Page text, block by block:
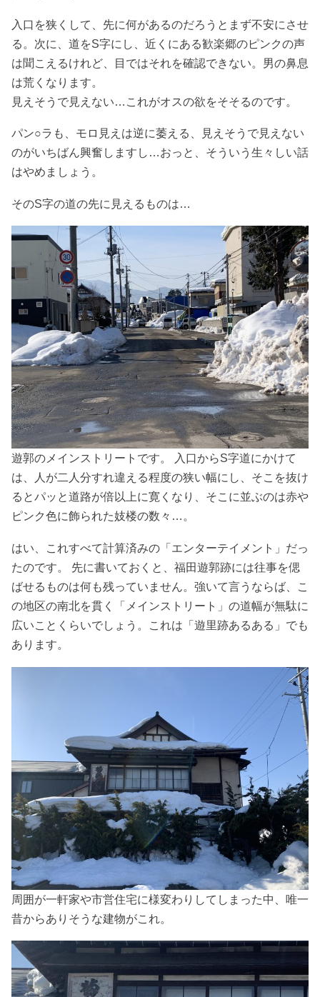
入口を狭くして、先に何があるのだろうとまず不安にさせ
る。次に、道をS字にし、近くにある歓楽郷のピンクの声
は聞こえるけれど、目ではそれを確認できない。男の鼻息
は荒くなります。
見えそうで見えない…これがオスの欲をそそるのです。
パン○ラも、モロ見えは逆に萎える、見えそうで見えない
のがいちばん興奮しますし…おっと、そういう生々しい話
はやめましょう。
そのS字の道の先に見えるものは…
遊郭のメインストリートです。 入口からS字道にかけて
は、人が二人分すれ違える程度の狭い幅にし、そこを抜け
るとパッと道路が倍以上に寛くなり、そこに並ぶのは赤や
ピンク色に飾られた妓楼の数々…。
はい、これすべて計算済みの「エンターテイメント」だっ
たのです。 先に書いておくと、福田遊郭跡には往事を偲
ばせるものは何も残っていません。強いて言うならば、こ
の地区の南北を貫く「メインストリート」の道幅が無駄に
広いことくらいでしょう。これは「遊里跡あるある」でも
あります。
周囲が一軒家や市営住宅に様変わりしてしまった中、唯一
昔からありそうな建物がこれ。